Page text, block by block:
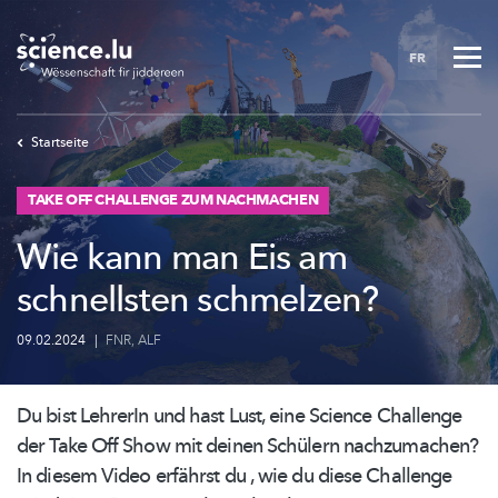
to
main
content
FR
Startseite
TAKE OFF CHALLENGE ZUM NACHMACHEN
Wie kann man Eis am
schnellsten schmelzen?
09.02.2024 | FNR, ALF
Du bist LehrerIn und hast Lust, eine Science Challenge
der Take Off Show mit deinen Schülern nachzumachen?
In diesem Video erfährst du , wie du diese Challenge